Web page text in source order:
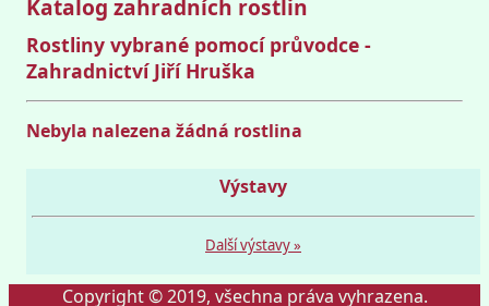
Katalog zahradních rostlin
Rostliny vybrané pomocí průvodce -
Zahradnictví Jiří Hruška
Nebyla nalezena žádná rostlina
Výstavy
Další výstavy »
Copyright © 2019, všechna práva vyhrazena.